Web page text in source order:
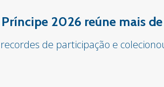
2026 reúne mais
de participação e